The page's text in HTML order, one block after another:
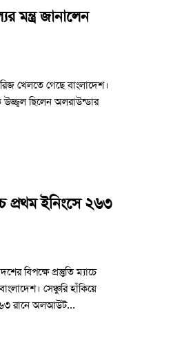
মন্ত্র জানালেন
খেলতে গেছে বাংলাদেশ।
ছিলেন অলরাউন্ডার
প্রথম ইনিংসে ২৬৩
বিপক্ষে প্রস্তুতি ম্যাচে
সেঞ্চুরি হাঁকিয়ে
রানে অলআউট...